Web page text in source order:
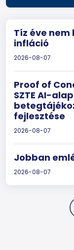
Tíz éve
infláció
2026-08-07
Proof of
SZTE AI-
fejlesztése
2026-08-07
Jobban
2026-08-07